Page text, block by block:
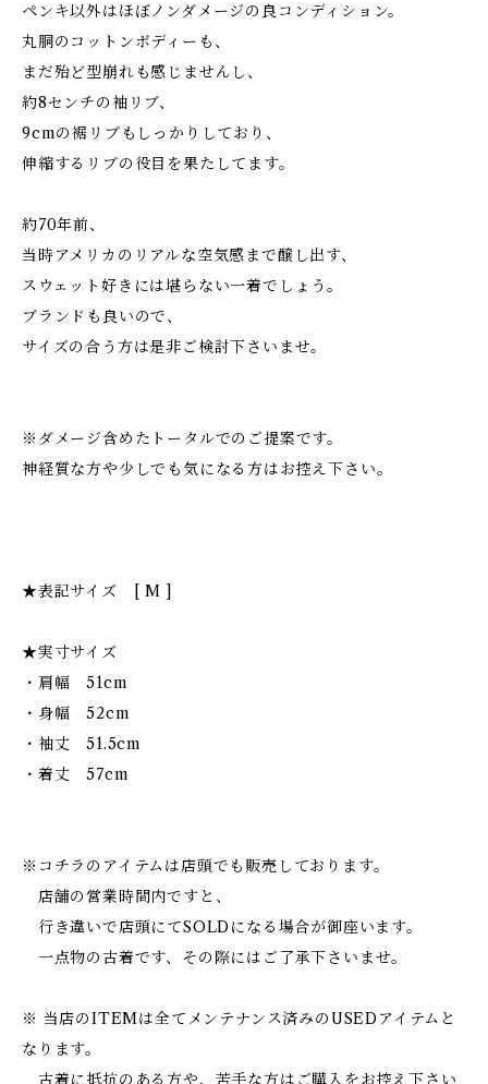
ペンキ以外はほぼノンダメージの良コンディション。
丸胴のコットンボディーも、
まだ殆ど型崩れも感じませんし、
約8センチの袖リブ、
9cmの裾リブもしっかりしており、
伸縮するリブの役目を果たしてます。
約70年前、
当時アメリカのリアルな空気感まで醸し出す、
スウェット好きには堪らない一着でしょう。
ブランドも良いので、
サイズの合う方は是非ご検討下さいませ。
※ダメージ含めたトータルでのご提案です。
神経質な方や少しでも気になる方はお控え下さい。
★表記サイズ [ M ]
★実寸サイズ
・肩幅 51cm
・身幅 52cm
・袖丈 51.5cm
・着丈 57cm
※コチラのアイテムは店頭でも販売しております。
店舗の営業時間内ですと、
行き違いで店頭にてSOLDになる場合が御座います。
一点物の古着です、その際にはご了承下さいませ。
※ 当店のITEMは全てメンテナンス済みのUSEDアイテムと
なります。
古着に抵抗のある方や、苦手な方はご購入をお控え下さい